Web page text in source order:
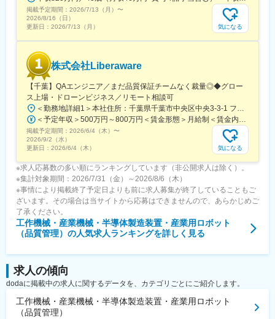
のチャレンジが可能です。
◎マネジメントとして
∟現場でエンジニア経験を積み、リーダー、ライン責任者、管理
める、人材を育てて活かすという重要なミッションには大きなや
りがいがあります。
変更の範囲：会社の定める業務
掲載予定期間： 2026/7/13（月） 〜
2026/8/16（日）
更新日： 2026/7/13（月） 気になる
株式会社Liberaware
【千葉】QAエンジニア／まだ品質保証チームなく裁量◎◆グロー
ス上場・ドローンビジネス／リモート相談可
＜勤務地詳細1＞本社住所：千葉県千葉市中央区中央3-3-1 フジモト第一生命ビル6F勤務地最寄駅：JR線／千葉駅受動喫煙対策：屋内全面禁煙＜勤務地詳細2＞東京オフィス住所：東京都港区高輪2-18-10 高輪泉岳寺駅前ビル9階受動喫煙対策：屋内全面禁煙
＜予定年収＞500万円～800万円＜賃金形態＞月給制＜賃金内訳＞月額（基本給）：333,766円～534,066円固定残業手当/月：82,900円～132,600円（固定残業時間34時間30分/月）超過した時間外労働の残業手当は追加支給＜月給＞416,666円～666,666円（一律手当を含む）＜昇給有無＞有＜残業手当＞有＜給与補足＞※記載金額は選考を通じて上下する可能性があります。■賞与：年2回■昇給：年2回（9月、3月） 賃金はあくまでも目安の金額であり、選考を通じて上下する可能性があります。月給(月額)は固定手当を含めた表記です。
掲載予定期間： 2026/6/4（木） 〜
2026/9/2（水）
更新日： 2026/6/4（木） 気になる
※求人応募数の多い順にランキングしています（非公開求人は除く）。
※集計対象期間：2026/7/31（金）～2026/8/6（木）
※事情により掲載終了予定日よりも前に求人募集が終了していることもご
ざいます。その場合は当サイトから応募はできませんので、あらかじめご
了承ください。
工作機械・産業機械・半導体製造装置・産業用ロボット
（品質管理） の人気求人ランキングを詳しく見る
求人の傾向
dodaに掲載中の求人に関するデータを、カテゴリごとにご紹介します。
工作機械・産業機械・半導体製造装置・産業用ロボット
（品質管理）